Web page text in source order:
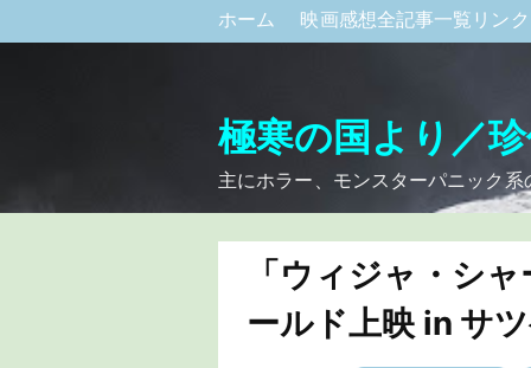
ホーム 映画感想全記事一覧リン
極寒の国より／
主にホラー、モンスターパニック
「ウィジャ・シ
ールド上映 in サ